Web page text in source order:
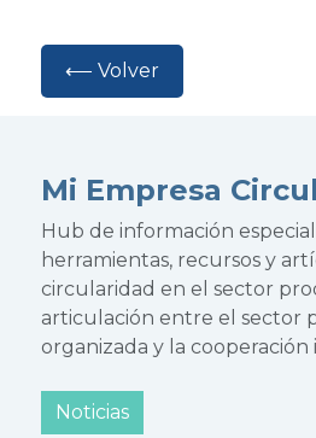
⟵ Volver
Mi Empresa
Hub de información
herramientas, recursos y
circularidad en el sector
articulación entre el sector
organizada y la cooperación
Noticias